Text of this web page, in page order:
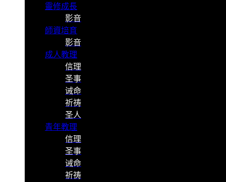
靈修成長
影音
師資培育
影音
成人教理
信理
圣事
诫命
祈祷
圣人
青年教理
信理
圣事
诫命
祈祷